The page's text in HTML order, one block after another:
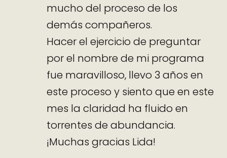
mucho del proceso de los
demás compañeros.
Hacer el ejercicio de preguntar
por el nombre de mi programa
fue maravilloso, llevo 3 años en
este proceso y siento que en este
mes la claridad ha fluido en
torrentes de abundancia.
¡Muchas gracias Lida!